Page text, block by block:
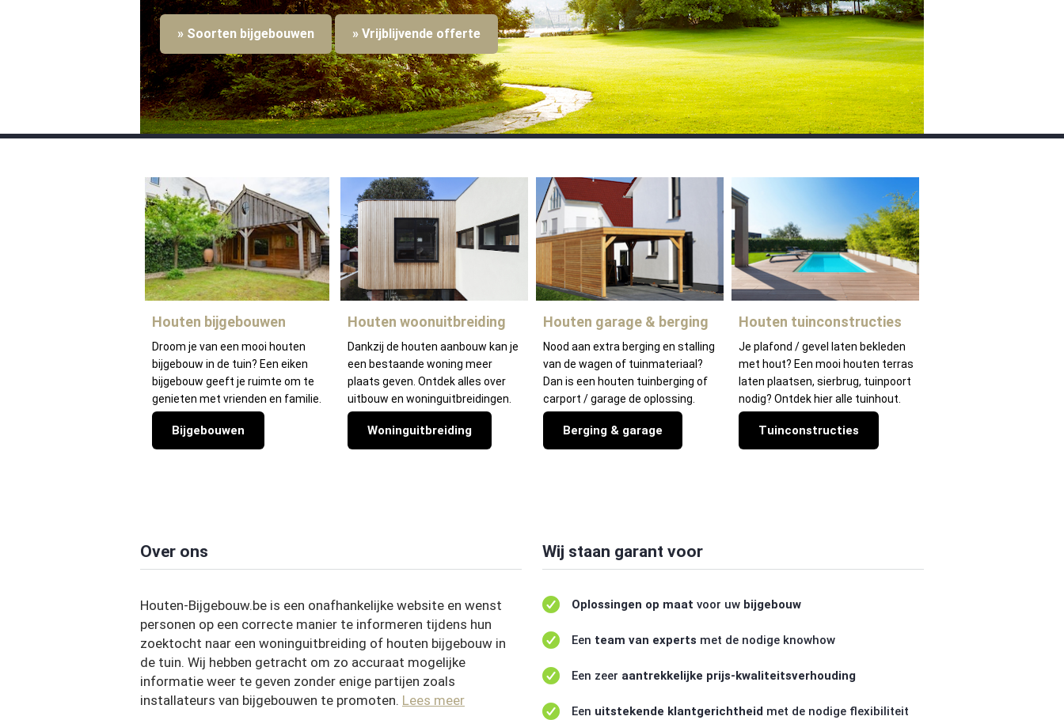
» Soorten bijgebouwen » Vrijblijvende offerte
Houten bijgebouwen
Droom je van een mooi houten
bijgebouw in de tuin? Een eiken
bijgebouw geeft je ruimte om te
genieten met vrienden en familie.
Bijgebouwen
Houten woonuitbreiding
Dankzij de houten aanbouw kan je
een bestaande woning meer
plaats geven. Ontdek alles over
uitbouw en woninguitbreidingen.
Woninguitbreiding
Houten garage & berging
Nood aan extra berging en stalling
van de wagen of tuinmateriaal?
Dan is een houten tuinberging of
carport / garage de oplossing.
Berging & garage
Houten tuinconstructies
Je plafond / gevel laten bekleden
met hout? Een mooi houten terras
laten plaatsen, sierbrug, tuinpoort
nodig? Ontdek hier alle tuinhout.
Tuinconstructies
Over ons
Houten-Bijgebouw.be is een onafhankelijke website en wenst
personen op een correcte manier te informeren tijdens hun
zoektocht naar een woninguitbreiding of houten bijgebouw in
de tuin. Wij hebben getracht om zo accuraat mogelijke
informatie weer te geven zonder enige partijen zoals
installateurs van bijgebouwen te promoten. Lees meer
Wij staan garant voor
Oplossingen op maat voor uw bijgebouw
Een team van experts met de nodige knowhow
Een zeer aantrekkelijke prijs-kwaliteitsverhouding
Een uitstekende klantgerichtheid met de nodige flexibiliteit